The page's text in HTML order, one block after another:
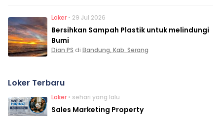
Loker • 29 Jul 2026
Bersihkan Sampah Plastik untuk melindungi
Bumi
Dian PS di Bandung, Kab. Serang
Loker Terbaru
Loker • sehari yang lalu
Sales Marketing Property